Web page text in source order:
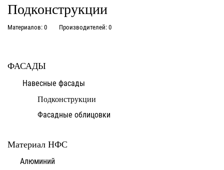
Подконструкции
Материалов: 0 Производителей: 0
ФАСАДЫ
Навесные фасады
Подконструкции
Фасадные облицовки
Материал НФС
Алюминий